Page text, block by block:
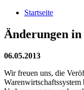
Startseite
Änderungen in
06.05.2013
Wir freuen uns, die